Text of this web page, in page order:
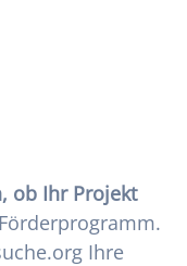
ob Ihr Projekt
.
Ihre